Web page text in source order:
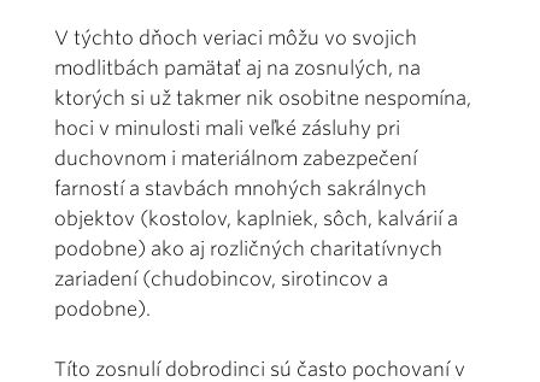
V týchto dňoch veriaci môžu vo svojich
modlitbách pamätať aj na zosnulých, na
ktorých si už takmer nik osobitne nespomína,
hoci v minulosti mali veľké zásluhy pri
duchovnom i materiálnom zabezpečení
farností a stavbách mnohých sakrálnych
objektov (kostolov, kaplniek, sôch, kalvárií a
podobne) ako aj rozličných charitatívnych
zariadení (chudobincov, sirotincov a
podobne).
Títo zosnulí dobrodinci sú často pochovaní v